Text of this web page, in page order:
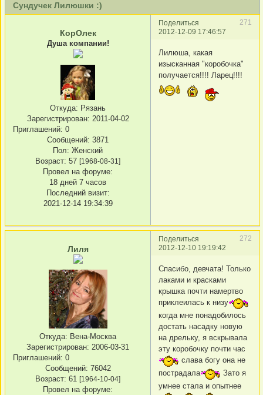
Сундучек Лилюшки :)
Поделиться
271
2012-12-09 17:46:57
КорОлек
Душа компании!
Откуда: Рязань
Зарегистрирован: 2011-04-02
Приглашений: 0
Сообщений: 3871
Пол: Женский
Возраст: 57 [1968-08-31]
Провел на форуме:
18 дней 7 часов
Последний визит:
2021-12-14 19:34:39
Лилюша, какая
изысканная "коробочка"
получается!!!! Ларец!!!!
Поделиться
272
2012-12-10 19:19:42
Лиля
Откуда: Вена-Москва
Зарегистрирован: 2006-03-31
Приглашений: 0
Сообщений: 76042
Возраст: 61 [1964-10-04]
Провел на форуме:
Спасибо, девчата! Только
лаками и красками
крышка почти намертво
приклеилась к низу
когда мне понадобилось
достать насадку новую
на дрельку, я вскрывала
эту коробочку почти час
слава богу она не
пострадала
Зато я
умнее стала и опытнее